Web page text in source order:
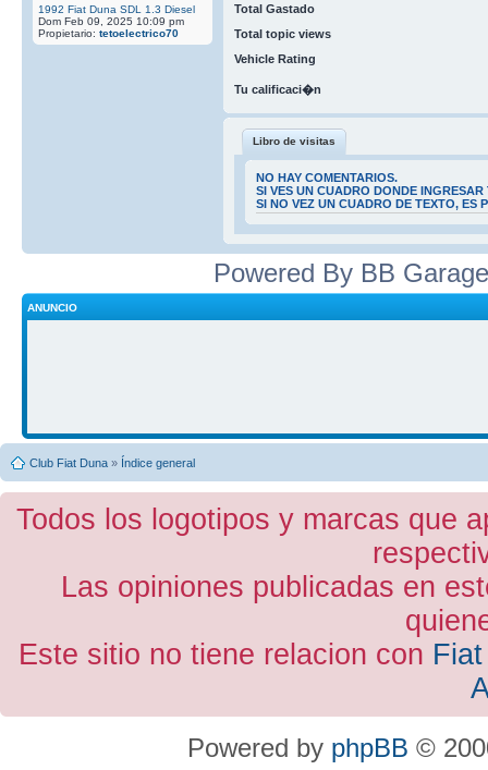
1992 Fiat Duna SDL 1.3 Diesel
Dom Feb 09, 2025 10:09 pm
Propietario: tetoelectrico70
Total Gastado
Total topic views
Vehicle Rating
Tu calificaci�n
Libro de visitas
NO HAY COMENTARIOS.
SI VES UN CUADRO DONDE
SI NO VEZ UN CUADRO DE TEXTO, ES
Powered By BB
ANUNCIO
Club Fiat Duna » Índice general
Todos los logotipos y marcas que
Las opiniones publicadas en
Este sitio no tiene relacion con
Powered by phpBB ©